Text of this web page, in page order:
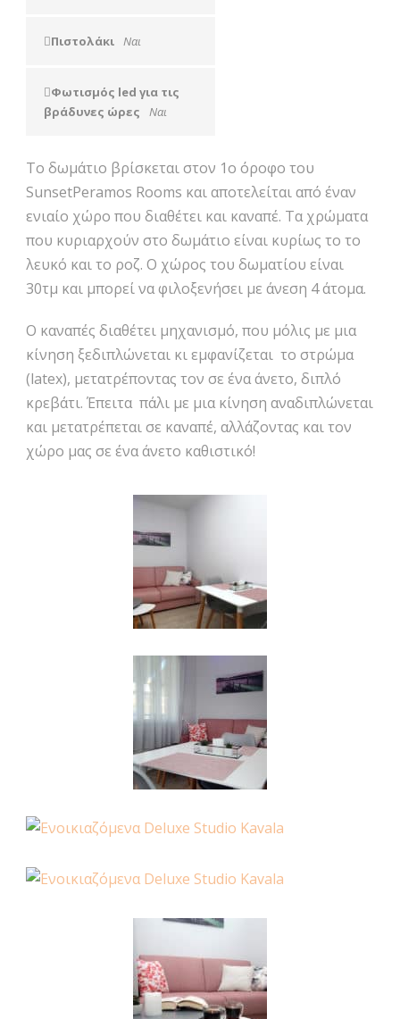
Πιστολάκι Ναι
Φωτισμός led για τις
βράδυνες ώρες
Ναι
Το δωμάτιο βρίσκεται στον 1ο όροφο του
SunsetPeramos Rooms και αποτελείται από έναν
ενιαίο χώρο που διαθέτει και καναπέ. Τα χρώματα
που κυριαρχούν στο δωμάτιο είναι κυρίως το το
λευκό και το ροζ. Ο χώρος του δωματίου είναι
30τμ και μπορεί να φιλοξενήσει με άνεση 4 άτομα.
Ο καναπές διαθέτει μηχανισμό, που μόλις με μια
κίνηση ξεδιπλώνεται κι εμφανίζεται το στρώμα
(latex), μετατρέποντας τον σε ένα άνετο, διπλό
κρεβάτι. Έπειτα πάλι με μια κίνηση αναδιπλώνεται
και μετατρέπεται σε καναπέ, αλλάζοντας και τον
χώρο μας σε ένα άνετο καθιστικό!